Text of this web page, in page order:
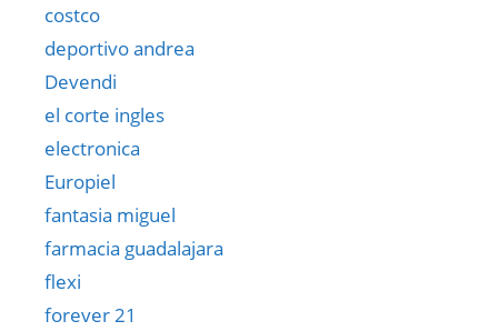
costco
deportivo andrea
Devendi
el corte ingles
electronica
Europiel
fantasia miguel
farmacia guadalajara
flexi
forever 21